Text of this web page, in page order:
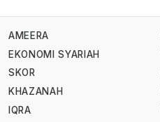
AMEERA
EKONOMI SYARIAH
SKOR
KHAZANAH
IQRA